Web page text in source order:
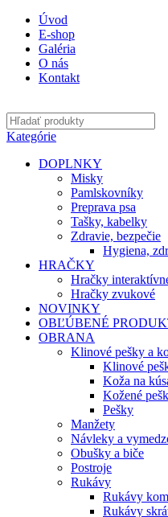
Úvod
E-shop
Galéria
O nás
Kontakt
Kategórie
DOPLNKY
Misky
Pamlskovníky
Preprava psa
Tašky, kabelky
Zdravie, bezpečie
Hygiena,
HRAČKY
Hračky
Hračky zvukové
NOVINKY
OBĽÚBENÉ
OBRANA
Klinové pešky a
Klinové
Koža na
Kožené
Pešky
Manžety
Návleky a
Obušky a biče
Postroje
Rukávy
Rukávy
Rukávy